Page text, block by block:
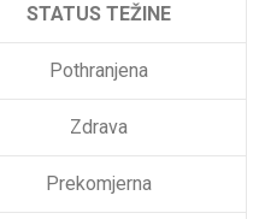
STATUS TEŽINE
Pothranjena
Zdrava
Prekomjerna